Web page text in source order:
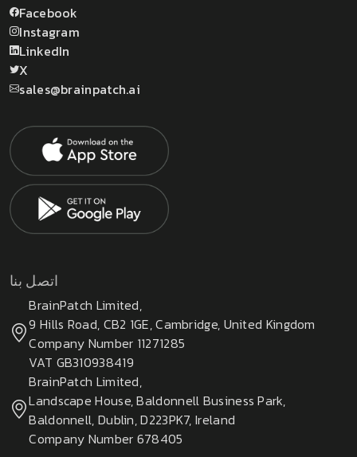
Facebook
Instagram
LinkedIn
X
sales@brainpatch.ai
اتصل بنا
BrainPatch Limited,
9 Hills Road, CB2 1GE, Cambridge, United Kingdom
Company Number 11271285
VAT GB310938419
BrainPatch Limited,
Landscape House, Baldonnell Business Park,
Baldonnell, Dublin, D223PK7, Ireland
Company Number 678405